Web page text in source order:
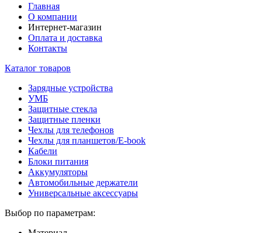
Главная
О компании
Интернет-магазин
Оплата и доставка
Контакты
Каталог товаров
Зарядные устройства
УМБ
Защитные стекла
Защитные пленки
Чехлы для телефонов
Чехлы для планшетов/E-book
Кабели
Блоки питания
Аккумуляторы
Автомобильные держатели
Универсальные аксессуары
Выбор по параметрам: